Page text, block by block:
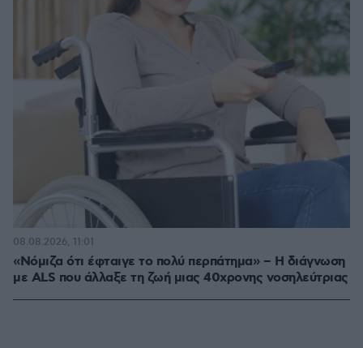
«Νόμιζα ότι έφταιγε το πολύ περπάτημα» – Η διάγνωση
με ALS που άλλαξε τη ζωή μιας 40χρονης νοσηλεύτριας
08.08.2026, 11:01